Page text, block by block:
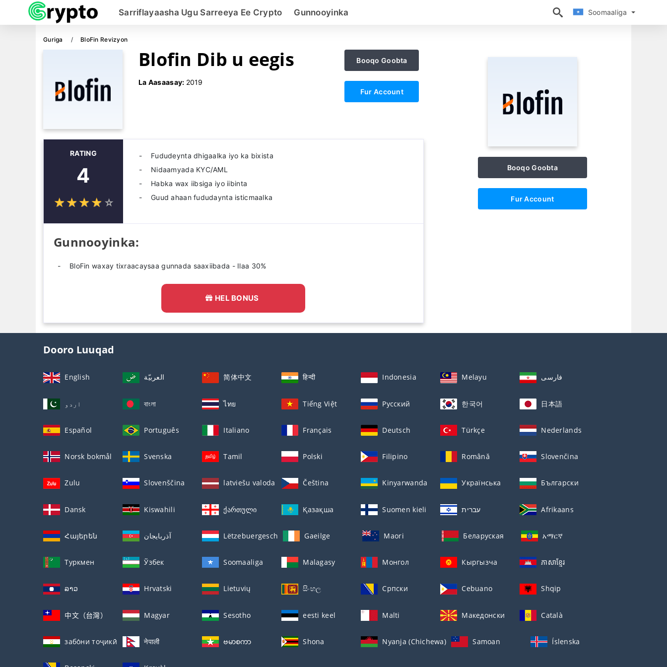
Soomaaliga
Sarriflayaasha Ugu Sarreeya Ee Crypto Gunnooyinka Soomaaliga
Guriga BloFin Revizyon
Blofin Dib u eegis
La Aasaasay: 2019
Booqo Goobta
Fur Account
RATING
4
☆☆☆☆ ☆
★★★★ ★
Fududeynta dhigaalka iyo ka bixista
Nidaamyada KYC/AML
Habka wax iibsiga iyo iibinta
Guud ahaan fududaynta isticmaalka
Gunnooyinka:
BloFin waxay tixraacaysaa gunnada saaxiibada - Ilaa 30%
HEL BONUS
Booqo Goobta
Fur Account
Dooro Luuqad
English العربيّة 简体中文 हिन्दी Indonesia Melayu فارسی
اردو বাংলা ไทย Tiếng Việt Русский 한국어 日本語
Español Português Italiano Français Deutsch Türkçe Nederlands
Norsk bokmål Svenska Tamil Polski Filipino Română Slovenčina
Zulu Slovenščina latviešu valoda Čeština Kinyarwanda Українська Български
Dansk Kiswahili ქართული Қазақша Suomen kieli עברית Afrikaans
Հայերեն آذربايجان Lëtzebuergesch Gaeilge Maori Беларуская አማርኛ
Туркмен Ўзбек Soomaaliga Malagasy Монгол Кыргызча ភាសាខ្មែរ
ລາວ Hrvatski Lietuvių සිංහල Српски Cebuano Shqip
中文（台灣） Magyar Sesotho eesti keel Malti Македонски Català
забо́ни тоҷикӣ́ नेपाली ဗမာစကာ Shona Nyanja (Chichewa) Samoan Íslenska